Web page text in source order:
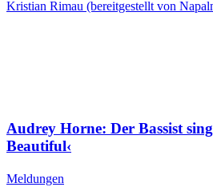
Audrey Horne: Der Bassist
Beautiful‹
Meldungen